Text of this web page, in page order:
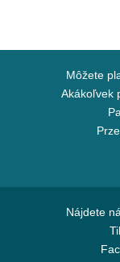
Môžete
Akákoľvek
Nájdete